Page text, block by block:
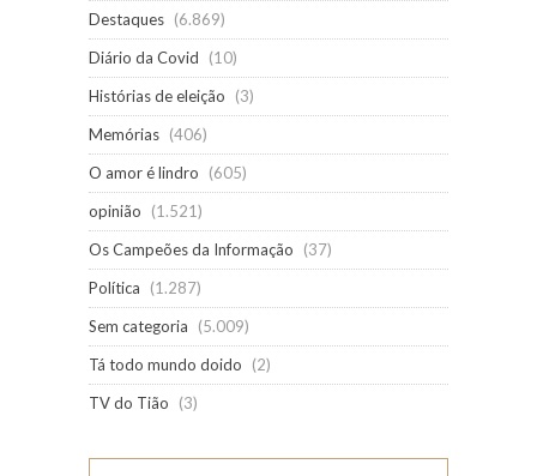
Destaques (6.869)
Diário da Covid
(10)
Histórias de eleição
(3)
Memórias (406)
O amor é lindro
(605)
opinião
(1.521)
Os Campeões da Informação
(37)
Política
(1.287)
Sem categoria
(5.009)
Tá todo mundo doido
(2)
TV do Tião
(3)